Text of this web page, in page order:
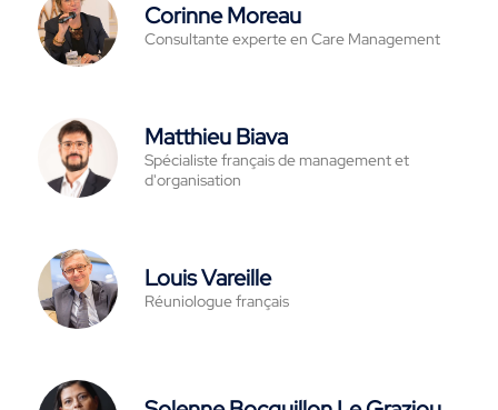
Corinne Moreau
Consultante experte en Care Management
Matthieu Biava
Spécialiste français de management et
d'organisation
Louis Vareille
Réuniologue français